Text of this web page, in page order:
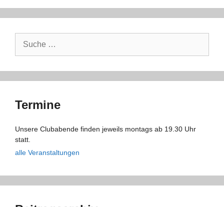
nach:
Termine
Unsere Clubabende finden jeweils montags ab 19.30 Uhr
statt.
alle Veranstaltungen